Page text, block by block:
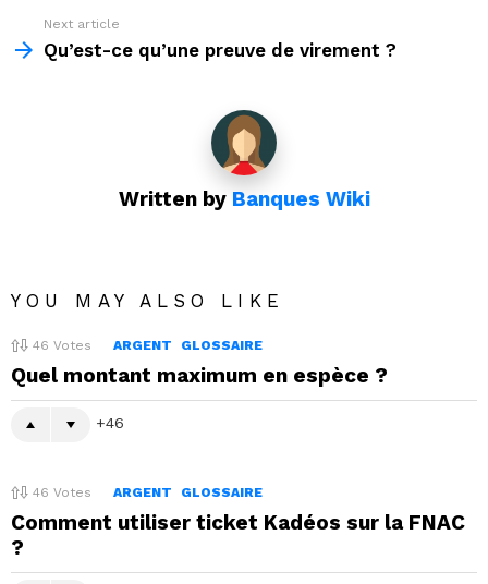
Next article
Qu’est-ce qu’une preuve de virement ?
Written by Banques Wiki
YOU MAY ALSO LIKE
46 Votes ARGENT GLOSSAIRE
Quel montant maximum en espèce ?
46
46 Votes ARGENT GLOSSAIRE
Comment utiliser ticket Kadéos sur la FNAC
?